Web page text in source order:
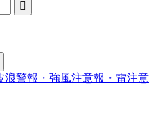
浪警報・強風注意報・雷注意